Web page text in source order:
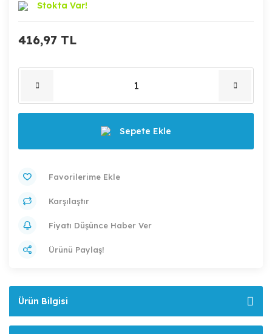
Stokta Var!
416,97 TL
Sepete Ekle
Karşılaştır
Fiyatı Düşünce Haber Ver
Ürünü Paylaş!
Ürün Bilgisi